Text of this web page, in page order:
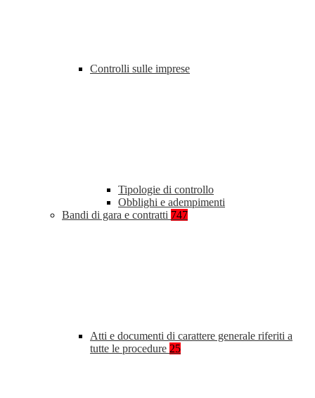
Controlli sulle imprese
Tipologie di controllo
Obblighi e adempimenti
Bandi di gara e contratti 747
Atti e documenti di carattere generale riferiti a
tutte le procedure 25